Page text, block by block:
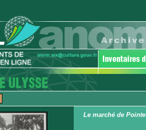
Le marché de